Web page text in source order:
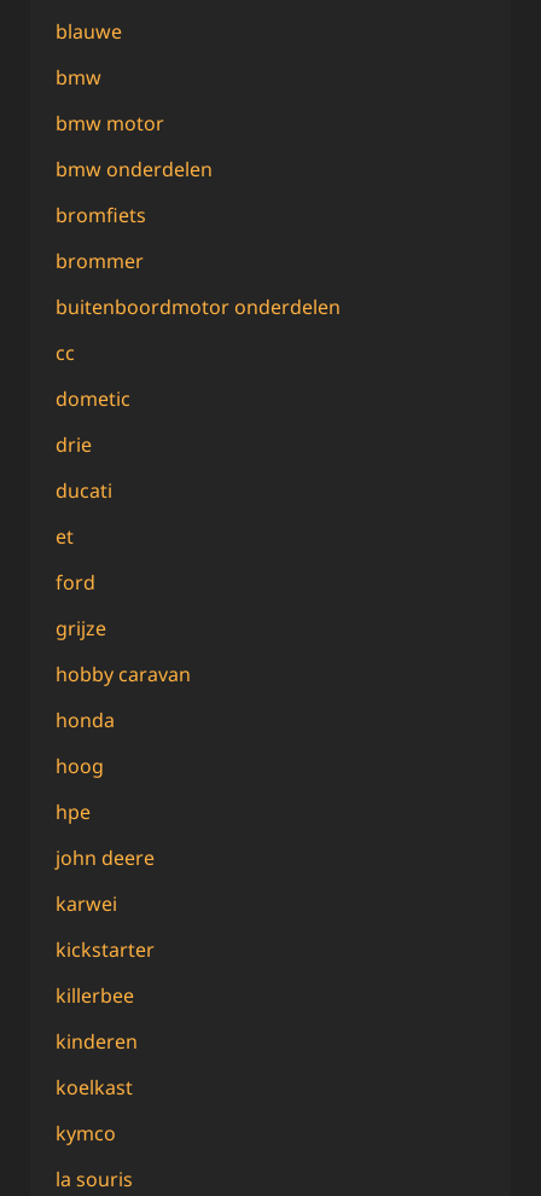
blauwe
bmw
bmw motor
bmw onderdelen
bromfiets
brommer
buitenboordmotor onderdelen
cc
dometic
drie
ducati
et
ford
grijze
hobby caravan
honda
hoog
hpe
john deere
karwei
kickstarter
killerbee
kinderen
koelkast
kymco
la souris